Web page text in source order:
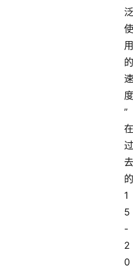
泛
使
用
的
速
度
”
在
过
去
的
1
5
-
2
0